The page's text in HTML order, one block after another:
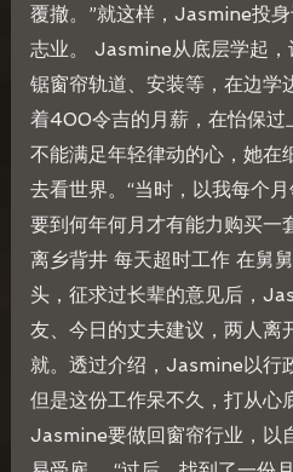
覆撤。”就这样，Jasmine投
志业。 Jasmine从底层学起
锯窗帘轨道、安装等，在边学
着400令吉的月薪，在怡保过
不能满足年轻律动的心，她在
去看世界。“当时，以我每个
要到何年何月才有能力购买一
离乡背井 每天超时工作 在舅
头，征求过长辈的意见后，
友、今日的丈夫建议，两人离
就。透过介绍，Jasmine以行
但是这份工作呆不久，打从心
Jasmine要做回窗帘行业，以